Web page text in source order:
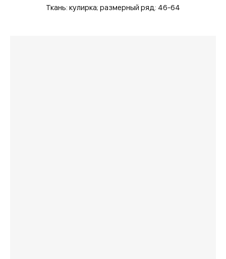
Ткань: кулирка; размерный ряд: 46-64